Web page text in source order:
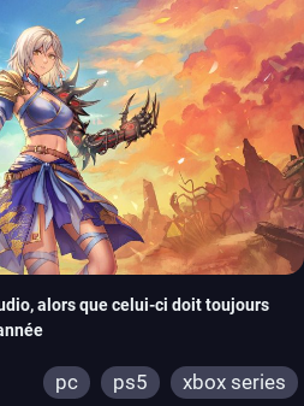
alors que celui-ci doit toujours
pc ps5 xbox series